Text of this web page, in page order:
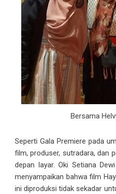
Bersama
Seperti Gala Premiere pada
film, produser, sutradara, dan
depan layar. Oki Setiana
menyampaikan bahwa film
ini diproduksi tidak sekadar